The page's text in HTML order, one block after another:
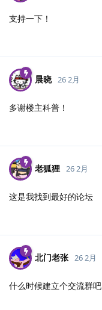
支持一下！
晨晓 26 2月
多谢楼主科普！
老狐狸 26 2月
这是我找到最好的论坛
北门老张 26 2月
什么时候建立个交流群吧